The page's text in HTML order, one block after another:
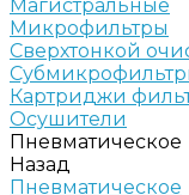
Магистральные
Микрофильтры
Сверхтонкой
Картриджи
Осушители
Пневматическое
Назад
Пневматическое